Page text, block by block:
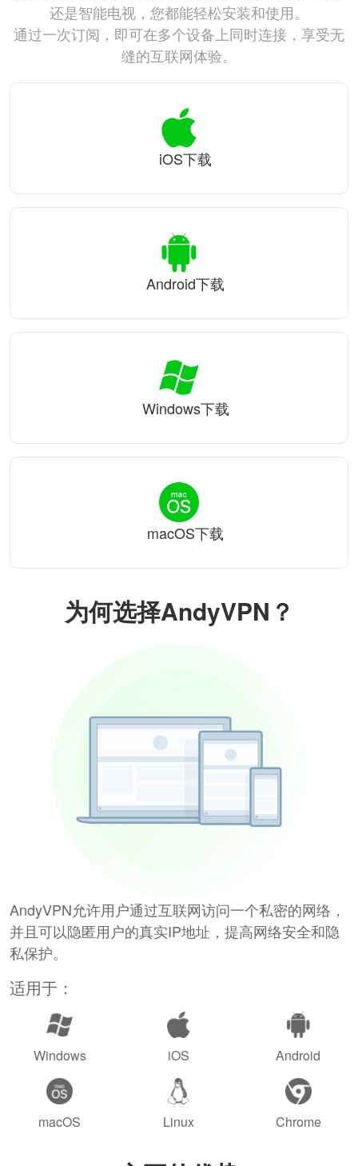
为何选择AndyVPN？
AndyVPN允许用户通过互联网访问一个私密的网络，
并且可以隐匿用户的真实IP地址，提高网络安全和隐
私保护。
适用于：
Windows iOS Android
macOS Linux Chrome
还是智能电视，您都能轻松安装和使用。
通过一次订阅，即可在多个设备上同时连接，享受无
缝的互联网体验。
iOS下载
Android下载
Windows下载
macOS下载